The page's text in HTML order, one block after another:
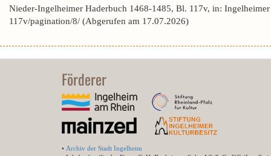
Nieder-Ingelheimer Haderbuch 1468-1485, Bl. 117v, in:
117v/pagination/8/ (Abgerufen am 17.07.2026)
Förderer
• Archiv der Stadt Ingelheim